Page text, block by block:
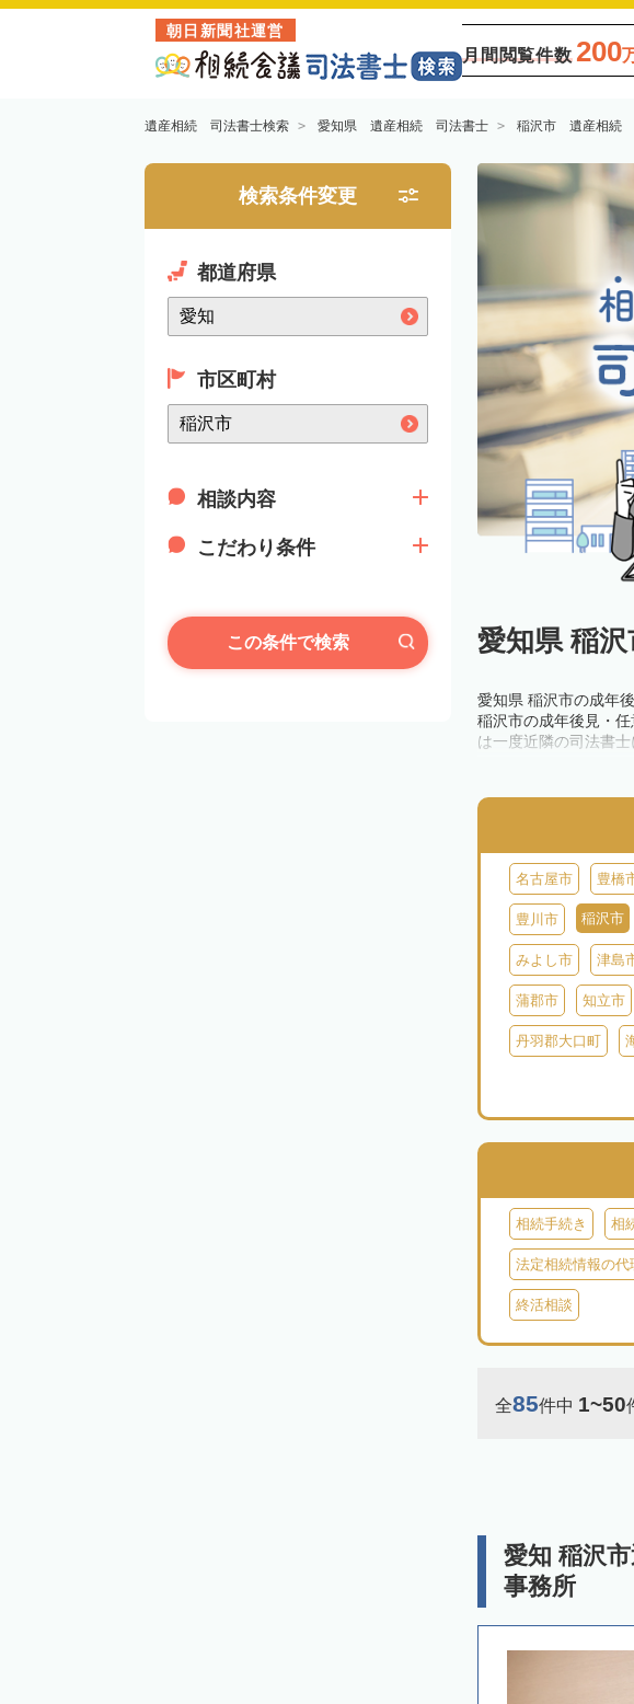
朝日新聞社運営
月間閲覧件数 200
遺産相続 司法書士検索 愛知県 遺産相続 司法書士 稲沢市 遺産相続
検索条件変更
都道府県
市区町村
相談内容
こだわり条件
この条件で検索 愛知県 稲
愛知県 稲沢市の成年
稲沢市の成年後見・
は一度近隣の司法書士
名古屋市 豊橋
豊川市 稲沢市
みよし市 津島
蒲郡市 知立市
丹羽郡大口町
相続手続き 相
法定相続情報の代
終活相談
全85件中 1~50
愛知 稲沢
事務所